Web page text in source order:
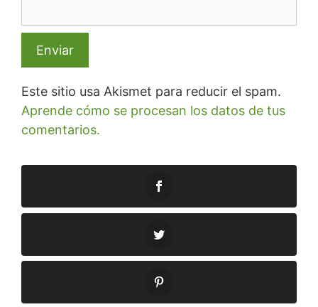
Este sitio usa Akismet para reducir el spam.
Aprende cómo se procesan los datos de tus
comentarios.